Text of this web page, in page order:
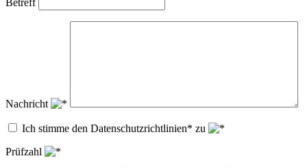
Betreff
Nachricht
Ich stimme den Datenschutzrichtlinien* zu
Prüfzahl